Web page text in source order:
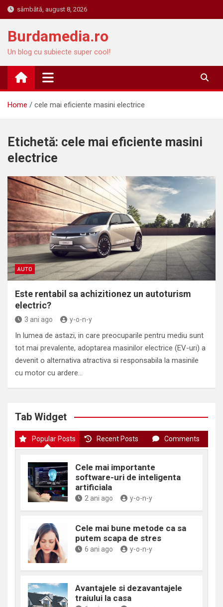
Skip
to
content
sâmbătă, august 8, 2026
Burdamedia.ro
Un blog cu subiecte super cool!
Home cele mai eficiente masini electrice
Etichetă: cele mai eficiente masini
electrice
AUTO
Este rentabil sa achizitionez un autoturism
electric?
3 ani ago y-o-n-y
In lumea de astazi, in care preocuparile pentru mediu sunt
tot mai prevalente, adoptarea masinilor electrice (EV-uri) a
devenit o alternativa atractiva si responsabila la masinile
cu motor cu ardere…
Tab Widget
Popular Posts Recent Posts Comments
Cele mai importante
software-uri de inteligenta
artificiala
2 ani ago y-o-n-y
Cele mai bune metode ca sa
putem scapa de stres
6 ani ago y-o-n-y
Avantajele si dezavantajele
traiului la casa